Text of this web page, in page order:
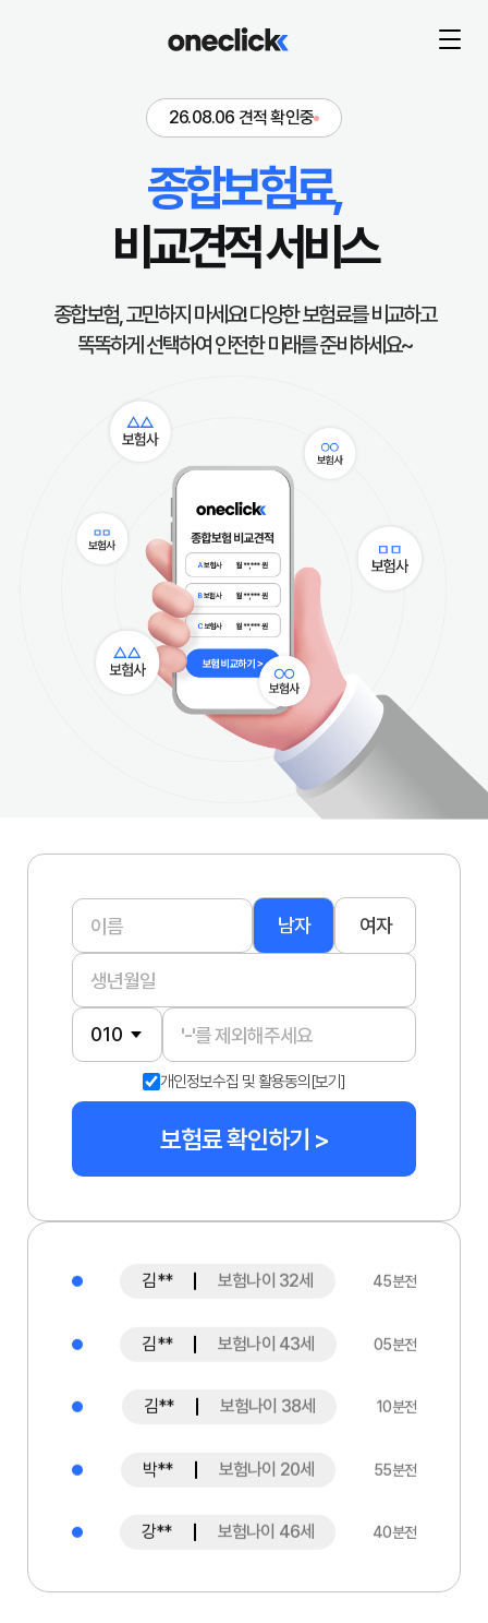
26.08.06 견적 확인중
종합보험료,
비교견적 서비스
종합보험, 고민하지 마세요! 다양한 보험료를 비교하고
똑똑하게 선택하여 안전한 미래를 준비하세요~
남자 여자
개인정보수집 및 활용동의 [보기]
보험료 확인하기 >
박** 보험나이 23세 45분전
00분전
보험나이 29세
김** 보험나이 50세
윤** 보험나이 24세
최** 보험나이 64세 40분전
김** 보험나이 32세 45분전
김** 보험나이 43세 05분전
김** 보험나이 38세 10분전
박** 보험나이 20세 55분전
강** 보험나이 46세 40분전
이** 보험나이 23세 25분전